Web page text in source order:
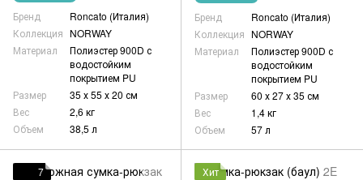
Бренд
Roncato (Италия)
Коллекция NORWAY
Материал
Полиэстер 900D с
водостойким
покрытием PU
Размер
35 х 55 х 20 см
Вес
2,6 кг
Объем
38,5 л
Бренд
Roncato (Италия)
Коллекция NORWAY
Материал
Полиэстер 900D с
водостойким
покрытием PU
Размер
60 х 27 х 35 см
Вес
1,4 кг
Объем
57 л
7
Хит